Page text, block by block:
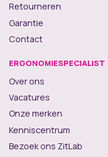
Retourneren
Garantie
Contact
ERGONOMIESPECIALIST
Over ons
Vacatures
Onze merken
Kenniscentrum
Bezoek ons ZitLab